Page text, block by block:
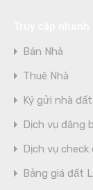
Bán Nhà
Thuê Nhà
Ký gửi nhà
Dịch vụ đăng
Dịch vụ check
Bảng giá đất